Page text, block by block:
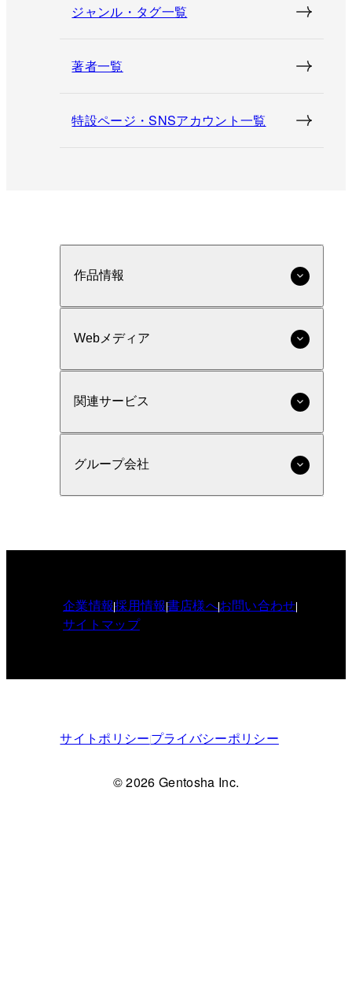
ジャンル・タグ一覧
著者一覧
特設ページ・SNSアカウント一覧
作品情報
Webメディア
関連サービス
グループ会社
企業情報採用情報書店様へお問い合わせ
サイトマップ
サイトポリシープライバシーポリシー
© 2026 Gentosha Inc.